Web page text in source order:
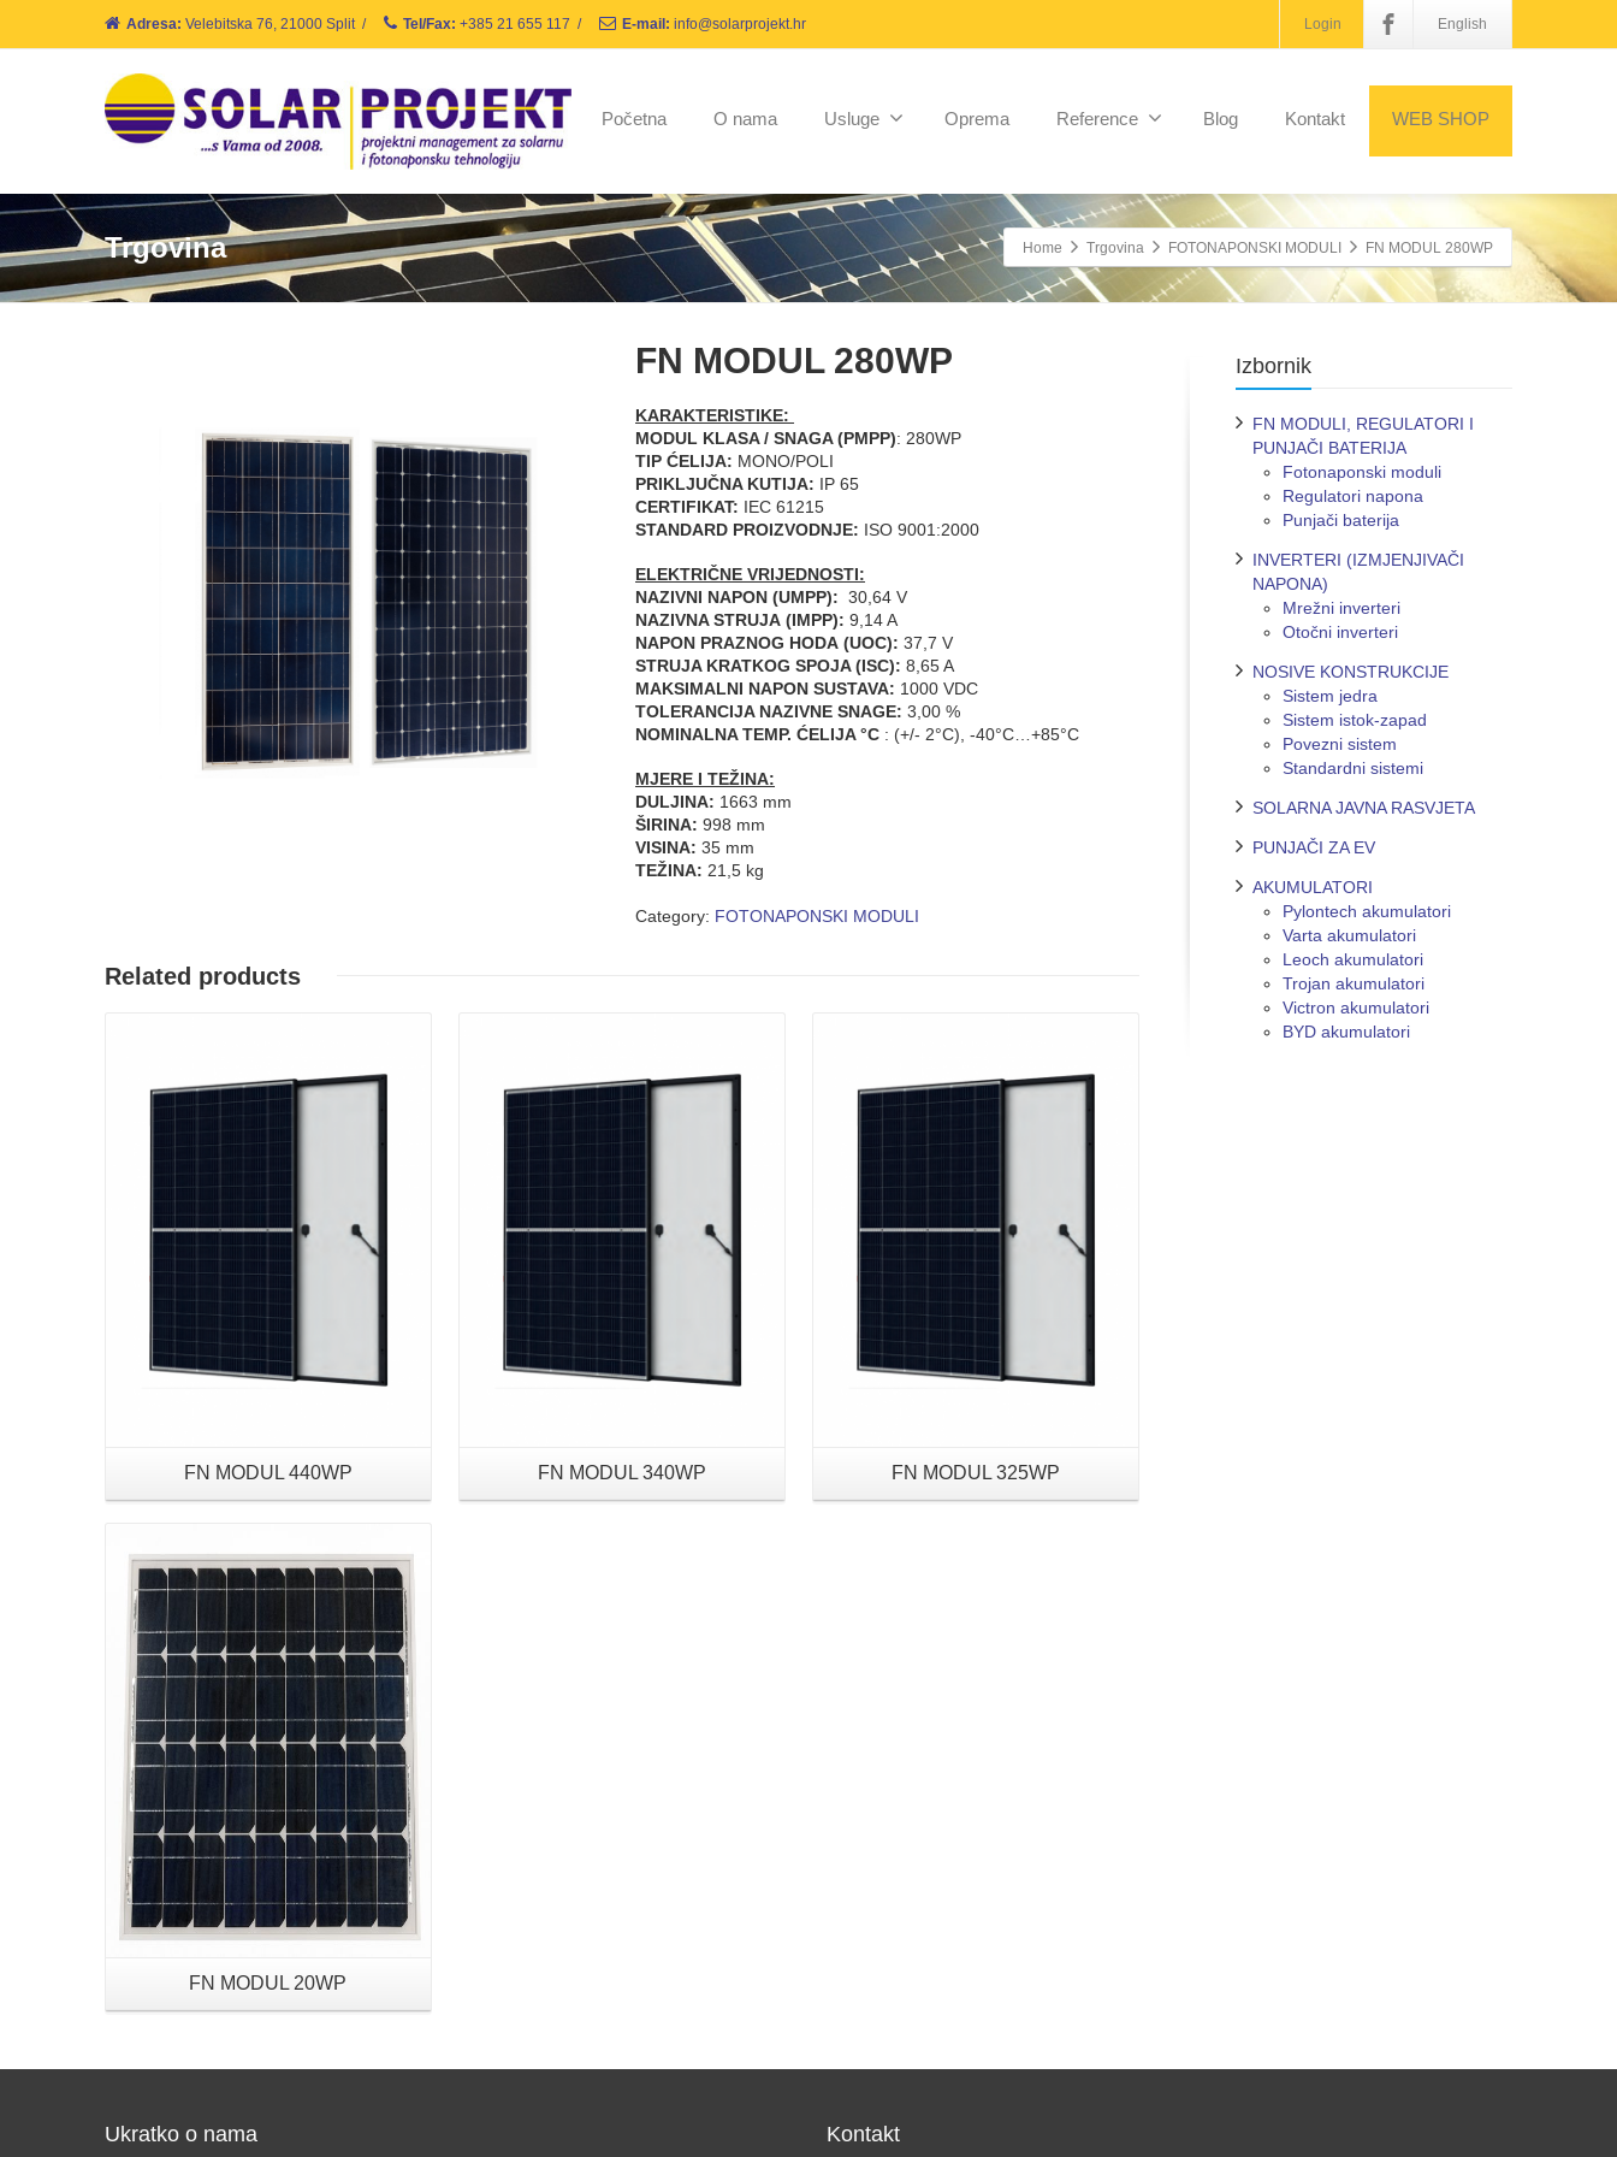
Adresa: Velebitska 76, 21000 Split / Tel/Fax: +385 21 655 117 / E-mail: info@solarprojekt.hr Login English
Početna O nama Usluge Oprema Reference Blog Kontakt WEB SHOP
Trgovina Home Trgovina FOTONAPONSKI MODULI FN MODUL 280WP
FN MODUL 280WP
KARAKTERISTIKE:
MODUL KLASA / SNAGA (PMPP): 280WP
TIP ĆELIJA: MONO/POLI
PRIKLJUČNA KUTIJA: IP 65
CERTIFIKAT: IEC 61215
STANDARD PROIZVODNJE: ISO 9001:2000
ELEKTRIČNE VRIJEDNOSTI:
NAZIVNI NAPON (UMPP): 30,64 V
NAZIVNA STRUJA(IMPP): 9,14 A
NAPON PRAZNOG HODA (UOC): 37,7 V
STRUJA KRATKOG SPOJA (ISC): 8,65 A
MAKSIMALNI NAPON SUSTAVA: 1000 VDC
TOLERANCIJA NAZIVNE SNAGE: 3,00 %
NOMINALNA TEMP. ĆELIJA °C : (+/- 2°C), -40°C…+85°C
MJERE I TEŽINA:
DULJINA: 1663 mm
ŠIRINA: 998 mm
VISINA: 35 mm
TEŽINA: 21,5 kg
Category: FOTONAPONSKI MODULI
Related products
FN MODUL 440WP FN MODUL 340WP FN MODUL 325WP
Details
FN MODUL 20WP
Izbornik
FN MODULI, REGULATORI I
PUNJAČI BATERIJA
Fotonaponski moduli
Regulatori napona
Punjači baterija
INVERTERI (IZMJENJIVAČI
NAPONA)
Mrežni inverteri
Otočni inverteri
NOSIVE KONSTRUKCIJE
Sistem jedra
Sistem istok-zapad
Povezni sistem
Standardni sistemi
SOLARNA JAVNA RASVJETA
PUNJAČI ZA EV
AKUMULATORI
Pylontech akumulatori
Varta akumulatori
Leoch akumulatori
Trojan akumulatori
Victron akumulatori
BYD akumulatori
Ukratko o nama Kontakt